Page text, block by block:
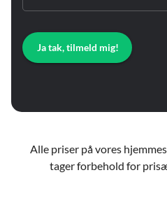
Ja tak, tilmeld mig!
Alle priser på vores
tager forbehold for